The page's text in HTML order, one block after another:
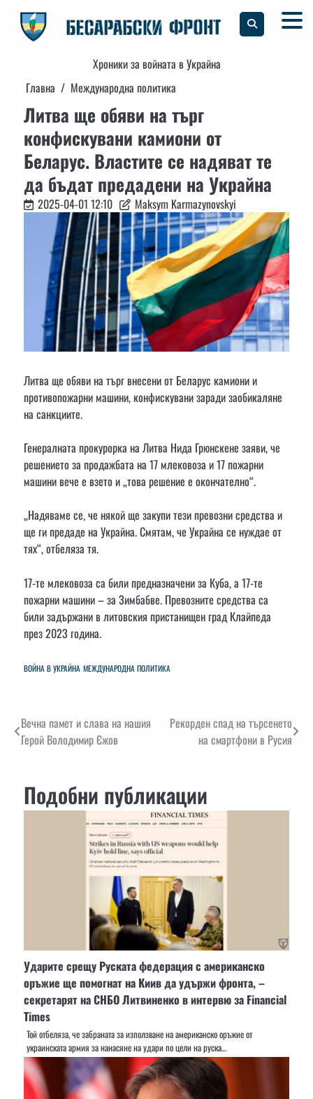
content
Хроники за войната в Украйна
Главна
Международна политика
Литва ще обяви на търг
конфискувани камиони от
Беларус. Властите се надяват те
да бъдат предадени на Украйна
2025-04-01 12:10 Maksym Karmazynovskyi
Литва ще обяви на търг внесени от Беларус камиони и
противопожарни машини, конфискувани заради заобикаляне
на санкциите.
Генералната прокурорка на Литва Нида Грюнскене заяви, че
решението за продажбата на 17 млековоза и 17 пожарни
машини вече е взето и „това решение е окончателно“.
„Надяваме се, че някой ще закупи тези превозни средства и
ще ги предаде на Украйна. Смятам, че Украйна се нуждае от
тях“, отбеляза тя.
17-те млековоза са били предназначени за Куба, а 17-те
пожарни машини – за Зимбабве. Превозните средства са
били задържани в литовския пристанищен град Клайпеда
през 2023 година.
ВОЙНА В УКРАЙНА МЕЖДУНАРОДНА ПОЛИТИКА
Навигация
Вечна памет и слава на нашия
Герой Володимир Єжов
Рекорден спад на търсенето
на смартфони в Русия
Подобни публикации
Ударите срещу Руската федерация с американско
оръжие ще помогнат на Киив да удържи фронта, –
секретарят на СНБО Литвиненко в интервю за Financial
Times
Той отбеляза, че забраната за използване на американско оръжие от
украинската армия за нанасяне на удари по цели на руска…